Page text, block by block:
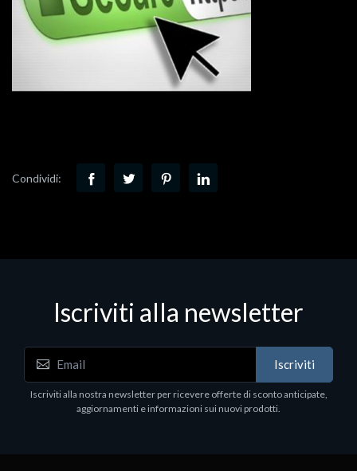
Condividi:
Iscriviti alla newsletter
Iscriviti
Iscriviti alla nostra newsletter per ricevere offerte di sconto anticipate,
aggiornamenti e informazioni sui nuovi prodotti.